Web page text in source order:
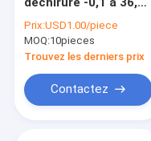
travail
Prix:USD1.00/piece
MOQ:10pieces
Trouvez les derniers prix
Contactez